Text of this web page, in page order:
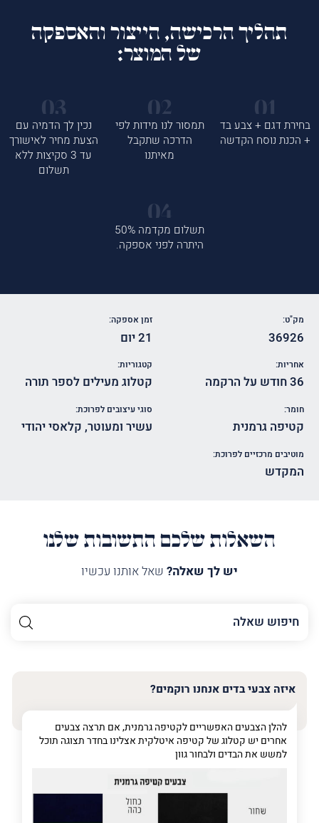
תהליך הרכישה, הייצור והאספקה
של המוצר:
בחירת דגם + צבע בד
+ הכנת נוסח הקדשה
תמסור לנו מידות לפי
הדרכה שתקבל
מאיתנו
נכין לך הדמיה עם
הצעת מחיר לאישורך
עד 3 סקיצות ללא
תשלום
תשלום מקדמה 50%
היתרה לפני אספקה.
מק"ט:
36926
זמן אספקה:
21 יום
אחריות:
36 חודש על הרקמה
קטגוריות:
קטלוג מעילים לספר תורה
חומר:
קטיפה גרמנית
סוגי עיצובים לפרוכת:
עשיר ומעוטר, קלאסי יהודי
מוטיבים מרכזיים לפרוכת:
המקדש
השאלות שלכם התשובות שלנו
יש לך שאלה? שאל אותנו עכשיו
השם
שלך
טלפון (חובה)
איזה צבעי בדים אנחנו רוקמים?
להלן הצבעים האפשריים לקטיפה גרמנית, אם תרצה צבעים
אחרים יש קטלוג של קטיפה איטלקית אצלינו בחדר תצוגה תוכל
למשש את הבדים ולבחור גוון